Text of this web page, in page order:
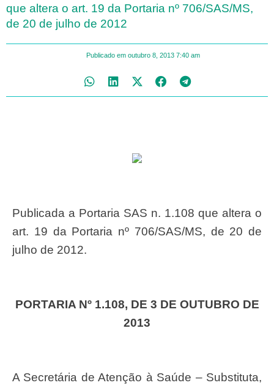
que altera o art. 19 da Portaria nº 706/SAS/MS,
de 20 de julho de 2012
Publicado em outubro 8, 2013 7:40 am
Publicada a Portaria SAS n. 1.108 que altera o
art. 19 da Portaria nº 706/SAS/MS, de 20 de
julho de 2012.
PORTARIA Nº 1.108, DE 3 DE OUTUBRO DE
2013
A Secretária de Atenção à Saúde – Substituta,